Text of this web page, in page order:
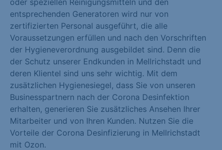
oder speziellen Reinigungsmitteln und den
entsprechenden Generatoren wird nur von
zertifizierten Personal ausgeführt, die alle
Voraussetzungen erfüllen und nach den Vorschriften
der Hygieneverordnung ausgebildet sind. Denn die
der Schutz unserer Endkunden in Mellrichstadt und
deren Klientel sind uns sehr wichtig. Mit dem
zusätzlichen Hygienesiegel, dass Sie von unseren
Businesspartnern nach der Corona Desinfektion
erhalten, generieren Sie zusätzliches Ansehen Ihrer
Mitarbeiter und von Ihren Kunden. Nutzen Sie die
Vorteile der Corona Desinfizierung in Mellrichstadt
mit Ozon.